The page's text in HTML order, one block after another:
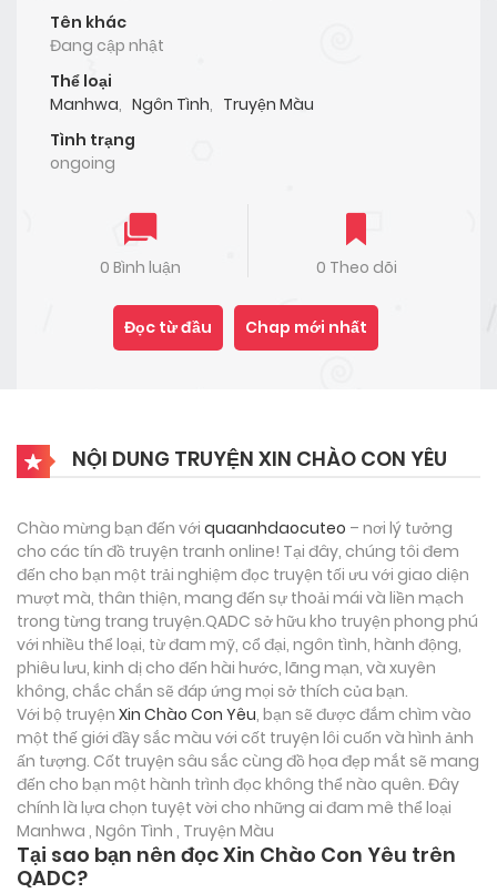
Tên khác
Đang cập nhật
Thể loại
Manhwa, Ngôn Tình, Truyện Màu
Tình trạng
ongoing
0 Bình luận 0 Theo dõi
Đọc từ đầu Chap mới nhất
NỘI DUNG TRUYỆN XIN CHÀO CON YÊU
Chào mừng bạn đến với quaanhdaocuteo – nơi lý tưởng
cho các tín đồ truyện tranh online! Tại đây, chúng tôi đem
đến cho bạn một trải nghiệm đọc truyện tối ưu với giao diện
mượt mà, thân thiện, mang đến sự thoải mái và liền mạch
trong từng trang truyện.QADC sở hữu kho truyện phong phú
với nhiều thể loại, từ đam mỹ, cổ đại, ngôn tình, hành động,
phiêu lưu, kinh dị cho đến hài hước, lãng mạn, và xuyên
không, chắc chắn sẽ đáp ứng mọi sở thích của bạn.
Với bộ truyện Xin Chào Con Yêu, bạn sẽ được đắm chìm vào
một thế giới đầy sắc màu với cốt truyện lôi cuốn và hình ảnh
ấn tượng. Cốt truyện sâu sắc cùng đồ họa đẹp mắt sẽ mang
đến cho bạn một hành trình đọc không thể nào quên. Đây
chính là lựa chọn tuyệt vời cho những ai đam mê thể loại
Manhwa , Ngôn Tình , Truyện Màu
Tại sao bạn nên đọc Xin Chào Con Yêu trên
QADC?